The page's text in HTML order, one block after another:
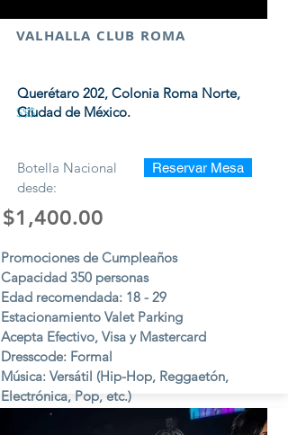
VALHALLA CLUB ROMA
$$$
Querétaro 202, Colonia Roma Norte,
Ciudad de México.
Botella Nacional
desde:
Reservar Mesa
$1,400.00
Promociones de Cumpleaños
Capacidad 350 personas
Edad recomendada: 18 - 29
Estacionamiento Valet Parking
Acepta Efectivo, Visa y Mastercard
Dresscode: Formal
Música: Versátil (Hip-Hop, Reggaetón,
Electrónica, Pop, etc.)
Viernes y Sábados